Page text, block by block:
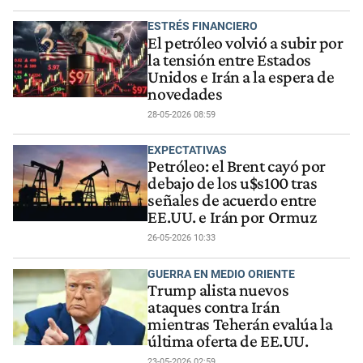
ESTRÉS FINANCIERO
El petróleo volvió a subir por
la tensión entre Estados
Unidos e Irán a la espera de
novedades
28-05-2026 08:59
EXPECTATIVAS
Petróleo: el Brent cayó por
debajo de los u$s100 tras
señales de acuerdo entre
EE.UU. e Irán por Ormuz
26-05-2026 10:33
GUERRA EN MEDIO ORIENTE
Trump alista nuevos
ataques contra Irán
mientras Teherán evalúa la
última oferta de EE.UU.